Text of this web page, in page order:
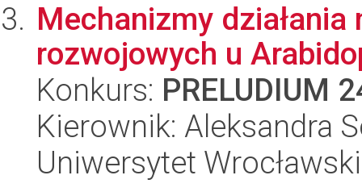
Mechanizmy
rozwojowych u
Konkurs: PRELUDIUM
Kierownik: Aleksandra
Uniwersytet Wrocławski